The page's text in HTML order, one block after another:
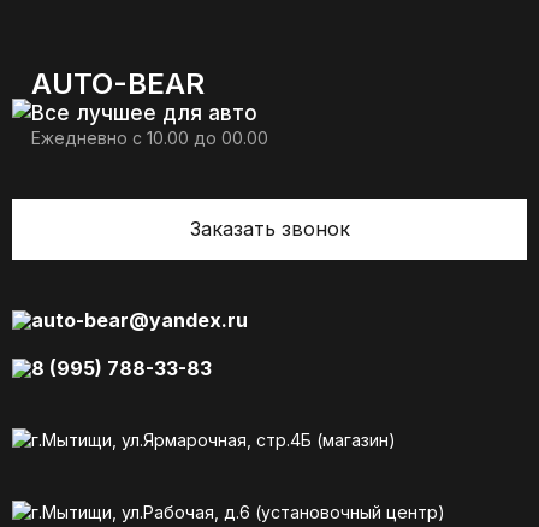
AUTO-BEAR
Все лучшее для авто
Ежедневно с 10.00 до 00.00
Заказать звонок
auto-bear@yandex.ru
8 (995) 788-33-83
г.Мытищи, ул.Ярмарочная, стр.4Б (магазин)
г.Мытищи, ул.Рабочая, д.6 (установочный центр)